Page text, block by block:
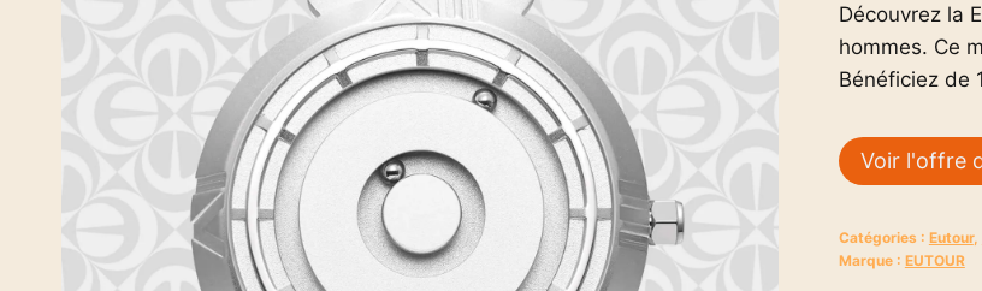
Découvrez la
hommes. Ce
Bénéficiez de
Voir l'offre
Catégories : Eutour,
Marque : EUTOUR